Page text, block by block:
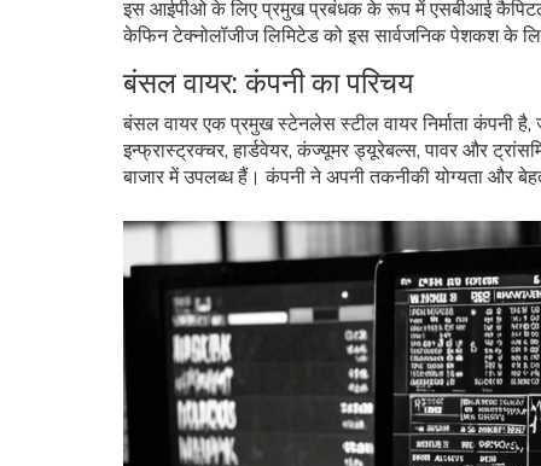
इस आईपीओ के लिए प्रमुख प्रबंधक के रूप में एसबीआई
केफिन टेक्नोलॉजीज लिमिटेड को इस सार्वजनिक पेशकश के
बंसल वायर: कंपनी का परिचय
बंसल वायर एक प्रमुख स्टेनलेस स्टील वायर निर्माता कंपनी है,
इन्फ्रास्ट्रक्चर, हार्डवेयर, कंज्यूमर ड्यूरेबल्स, पावर और
बाजार में उपलब्ध हैं। कंपनी ने अपनी तकनीकी योग्यता और